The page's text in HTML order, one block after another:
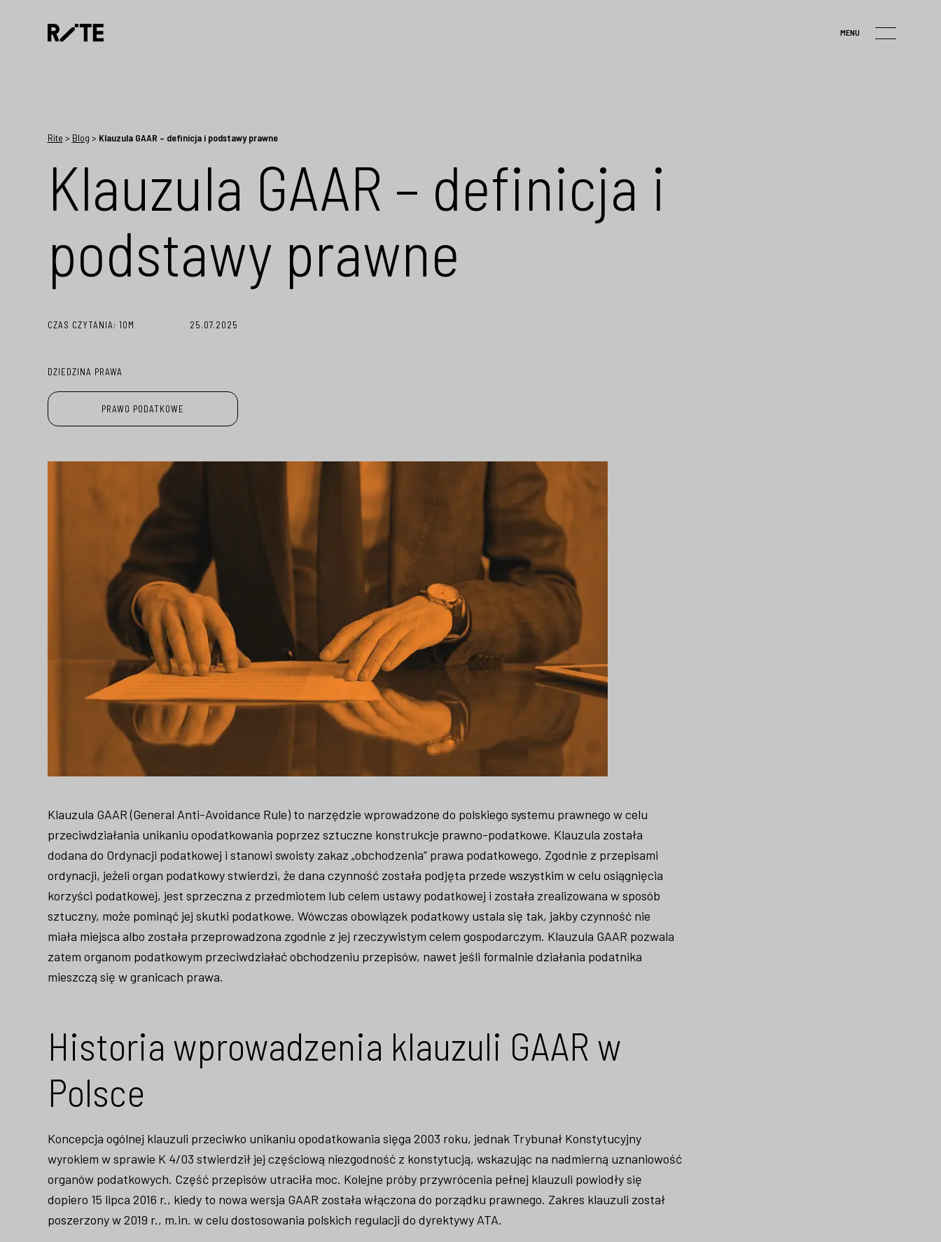
MENU
Rite > Blog > Klauzula GAAR – definicja i podstawy prawne
Klauzula GAAR – definicja i
podstawy prawne
CZAS CZYTANIA: 10M 25.07.2025
DZIEDZINA PRAWA
PRAWO PODATKOWE
Klauzula GAAR (General Anti-Avoidance Rule) to narzędzie wprowadzone do polskiego systemu prawnego w celu
przeciwdziałania unikaniu opodatkowania poprzez sztuczne konstrukcje prawno-podatkowe. Klauzula została
dodana do Ordynacji podatkowej i stanowi swoisty zakaz „obchodzenia” prawa podatkowego. Zgodnie z przepisami
ordynacji, jeżeli organ podatkowy stwierdzi, że dana czynność została podjęta przede wszystkim w celu osiągnięcia
korzyści podatkowej, jest sprzeczna z przedmiotem lub celem ustawy podatkowej i została zrealizowana w sposób
sztuczny, może pominąć jej skutki podatkowe. Wówczas obowiązek podatkowy ustala się tak, jakby czynność nie
miała miejsca albo została przeprowadzona zgodnie z jej rzeczywistym celem gospodarczym. Klauzula GAAR pozwala
zatem organom podatkowym przeciwdziałać obchodzeniu przepisów, nawet jeśli formalnie działania podatnika
mieszczą się w granicach prawa.
Historia wprowadzenia klauzuli GAAR w
Polsce
Koncepcja ogólnej klauzuli przeciwko unikaniu opodatkowania sięga 2003 roku, jednak Trybunał Konstytucyjny
wyrokiem w sprawie K 4/03 stwierdził jej częściową niezgodność z konstytucją, wskazując na nadmierną uznaniowość
organów podatkowych. Część przepisów utraciła moc. Kolejne próby przywrócenia pełnej klauzuli powiodły się
dopiero 15 lipca 2016 r., kiedy to nowa wersja GAAR została włączona do porządku prawnego. Zakres klauzuli został
poszerzony w 2019 r., m.in. w celu dostosowania polskich regulacji do dyrektywy ATA.